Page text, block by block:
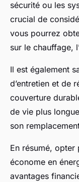
sécurité ou les
crucial de
vous pourrez
sur le chauffage,
Il est également
d’entretien et de
couverture
de vie plus
son
En résumé,
économe en
avantages